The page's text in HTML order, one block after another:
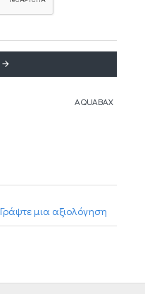
AQUABAX
Γράψτε μια αξιολόγηση